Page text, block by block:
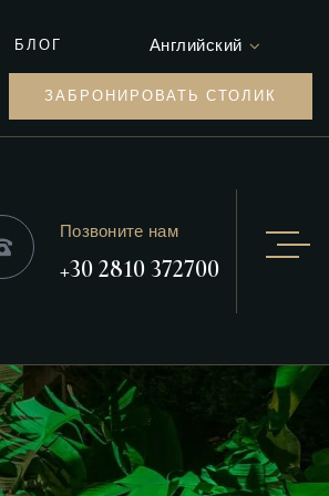
БЛОГ Английский
ЗАБРОНИРОВАТЬ СТОЛИК
Позвоните нам
+30 2810 372700